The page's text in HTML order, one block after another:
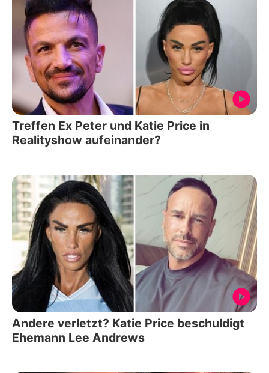
Treffen Ex Peter und Katie Price in
Realityshow aufeinander?
Andere verletzt? Katie Price beschuldigt
Ehemann Lee Andrews